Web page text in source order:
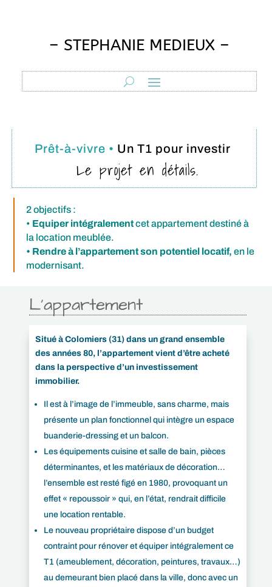
– STEPHANIE MEDIEUX –
Prêt-à-vivre • Un T1 pour investir
Le projet en détails.
2 objectifs :
• Equiper intégralementcet appartement destiné à
la location meublée.
• Rendre à l’appartement son potentiel locatif, en le
modernisant.
L’appartement
Situé à Colomiers (31) dans un grand ensemble
des années 80, l’appartement vient d’être acheté
dans la perspective d’un investissement
immobilier.
Il est à l’image de l’immeuble, sans charme, mais
présente un plan fonctionnel qui intègre un espace
buanderie-dressing et un balcon.
Les équipements cuisine et salle de bain, pièces
déterminantes, et les matériaux de décoration…
l’ensemble est resté figé en 1980, provoquant un
effet « repoussoir » qui, en l’état, rendrait difficile
une location rentable.
Le nouveau propriétaire dispose d’un budget
contraint pour rénover et équiper intégralement ce
T1 (ameublement, décoration, peintures, travaux…)
au demeurant bien placé dans la ville, donc avec un